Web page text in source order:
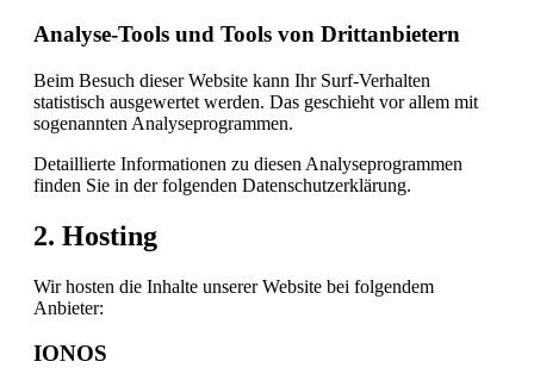
Analyse-Tools und Tools von Dritt­anbietern
Beim Besuch dieser Website kann Ihr Surf-Verhalten
statistisch ausgewertet werden. Das geschieht vor allem mit
sogenannten Analyseprogrammen.
Detaillierte Informationen zu diesen Analyseprogrammen
finden Sie in der folgenden Datenschutzerklärung.
2. Hosting
Wir hosten die Inhalte unserer Website bei folgendem
Anbieter:
IONOS